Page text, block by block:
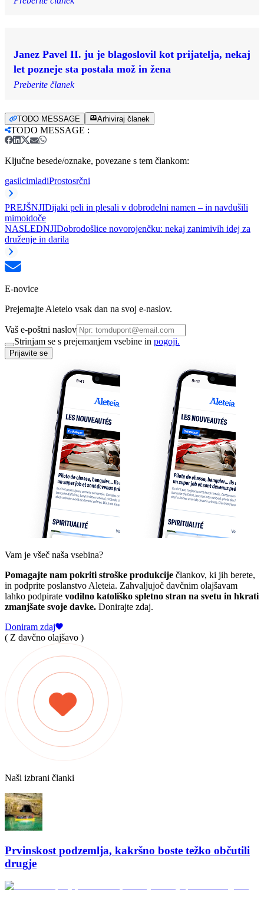
Janez Pavel II. ju je blagoslovil kot prijatelja, nekaj
let pozneje sta postala mož in žena
Preberite članek
TODO MESSAGE Arhiviraj članek
TODO MESSAGE :
Ključne besede/oznake, povezane s tem člankom:
gasilcimladiProstosrčni
PREJŠNJIDijaki peli in plesali v dobrodelni namen – in navdušili
mimoidoče
NASLEDNJIDobrodošlice novorojenčku: nekaj zanimivih idej za
druženje in darila
E-novice
Prejemajte Aleteio vsak dan na svoj e-naslov.
Vaš e-poštni naslov
Strinjam se s prejemanjem vsebine in pogoji.
Prijavite se
Vam je všeč naša vsebina?
Pomagajte nam pokriti stroške produkcije člankov, ki jih berete,
in podprite poslanstvo Aleteia. Zahvaljujoč davčnim olajšavam
lahko podpirate vodilno katoliško spletno stran na svetu in hkrati
zmanjšate svoje davke. Donirajte zdaj.
Doniram zdaj
( Z davčno olajšavo )
Naši izbrani članki
Prvinskost podzemlja, kakršno boste težko občutili
drugje